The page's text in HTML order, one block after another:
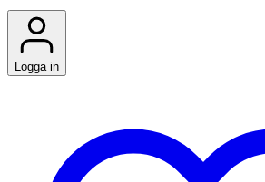
Logga in